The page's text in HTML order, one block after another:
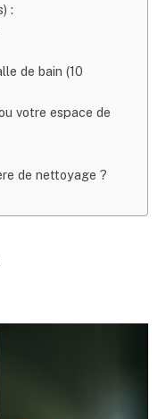
:
de bain (10
votre espace de
de nettoyage ?